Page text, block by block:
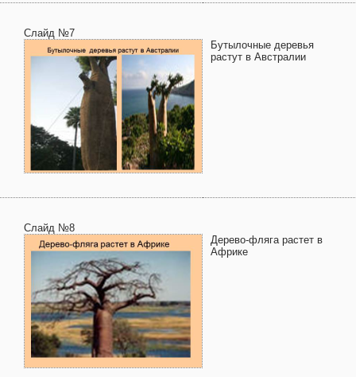
Слайд №7
Бутылочные деревья
растут в Австралии
Слайд №8
Дерево-фляга растет в
Африке